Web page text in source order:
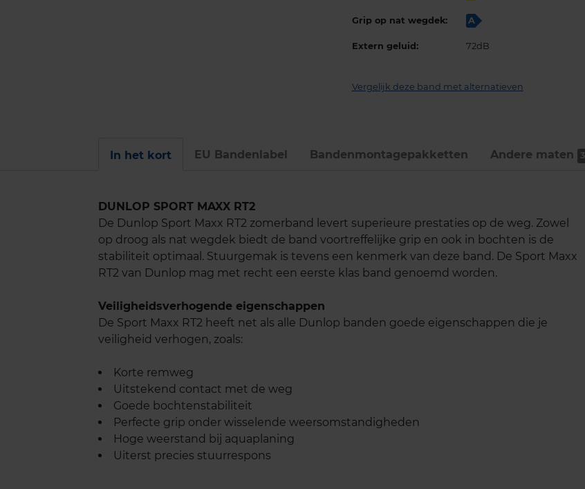
Grip op nat wegdek: A
Extern geluid: 72dB
Vergelijk deze band met alternatieven
In het kort EU Bandenlabel Bandenmontage­pakketten Andere maten
DUNLOP SPORT MAXX RT2
De Dunlop Sport Maxx RT2 zomerband levert superieure prestaties op de weg. Zowel
op droog als nat wegdek biedt de band voortreffelijke grip en ook in bochten is de
stabiliteit optimaal. Stuurgemak is tevens een kenmerk van deze band. De Sport Maxx
RT2 van Dunlop mag met recht een eerste klas band genoemd worden.
Veiligheidsverhogende eigenschappen
De Sport Maxx RT2 heeft net als alle Dunlop banden goede eigenschappen die je
veiligheid verhogen, zoals:
Korte remweg
Uitstekend contact met de weg
Goede bochtenstabiliteit
Perfecte grip onder wisselende weersomstandigheden
Hoge weerstand bij aquaplaning
Uiterst precies stuurrespons